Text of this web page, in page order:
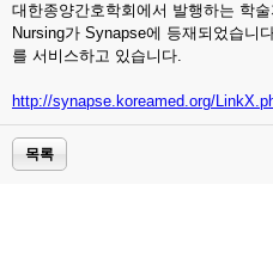
대한종양간호학회에서 발행하는 학
Nursing가 Synapse에 등재되었습니
를 서비스하고 있습니다.
http://synapse.koreamed.org/
목록